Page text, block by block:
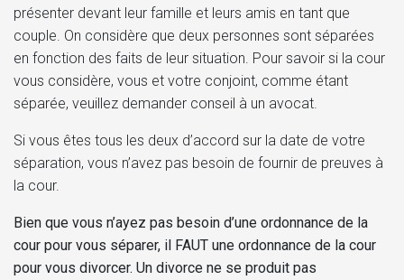
présenter devant leur famille et leurs amis en tant que
couple. On considère que deux personnes sont séparées
en fonction des faits de leur situation. Pour savoir si la cour
vous considère, vous et votre conjoint, comme étant
séparée, veuillez demander conseil à un avocat.
Si vous êtes tous les deux d’accord sur la date de votre
séparation, vous n’avez pas besoin de fournir de preuves à
la cour.
Bien que vous n’ayez pas besoin d’une ordonnance de la
cour pour vous séparer, il FAUT une ordonnance de la cour
pour vous divorcer. Un divorce ne se produit pas